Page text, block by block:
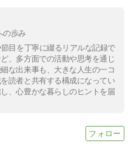
の歩み
目を丁寧に綴るリアルな記録で
、多方面での活動や思考を通じ
な出来事も、大きな人生の一コ
読者と共有する構成になってい
、心豊かな暮らしのヒントを届